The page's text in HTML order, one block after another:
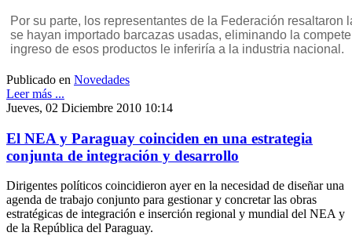
Por su parte, los representantes de la Federación resaltaron
se hayan importado barcazas usadas, eliminando la
ingreso de esos productos le inferiría a la industria nacional.
Publicado en Novedades
Leer más ...
Jueves, 02 Diciembre 2010 10:14
El NEA y Paraguay coinciden en una estrategia
conjunta de integración y desarrollo
Dirigentes políticos coincidieron ayer en la necesidad de diseñar una
agenda de trabajo conjunto para gestionar y concretar las obras
estratégicas de integración e inserción regional y mundial del NEA y
de la República del Paraguay.